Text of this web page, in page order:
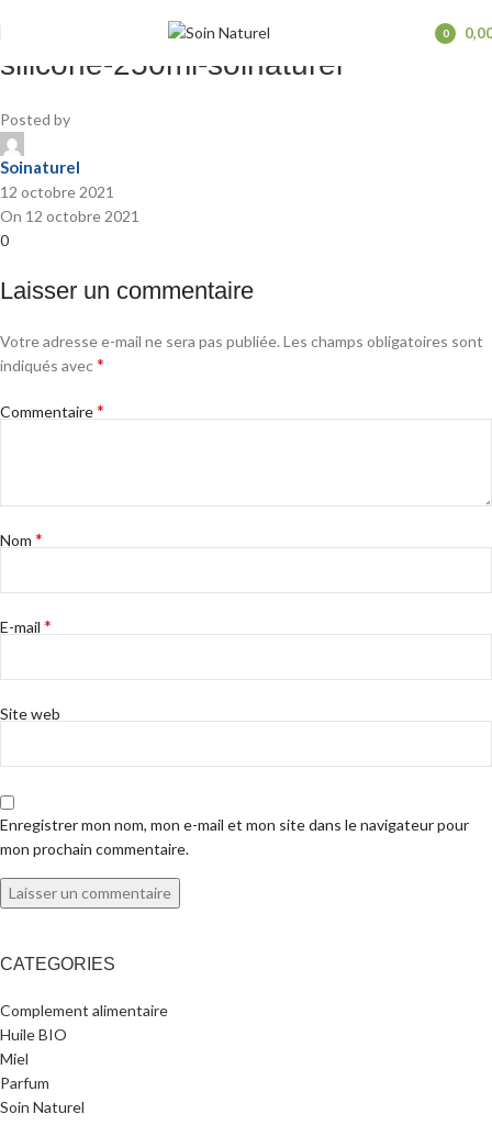
0
Apres-shampoing-Alep-sans-
silicone-250ml-soinaturel
Posted by
Soinaturel
12 octobre 2021
On 12 octobre 2021
0
Laisser un commentaire
Votre adresse e-mail ne sera pas publiée. Les champs obligatoires sont
indiqués avec*
Commentaire*
Nom *
E-mail *
Site web
Enregistrer mon nom, mon e-mail et mon site dans le navigateur pour
mon prochain commentaire.
CATEGORIES
Complement alimentaire
Huile BIO
Miel
Parfum
Soin Naturel